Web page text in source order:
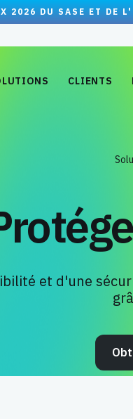
2026 DU SASE ET DE
CLIENTS
et d'une